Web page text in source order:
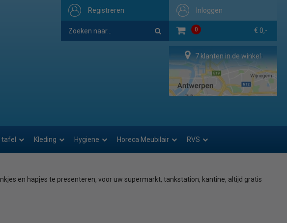
Inloggen
0 € 0,-
Registreren
7 klanten in de winkel
Kleding Hygiene Horeca Meubilair RVS
en hapjes te presenteren, voor uw supermarkt, tankstation, kantine, altijd gratis